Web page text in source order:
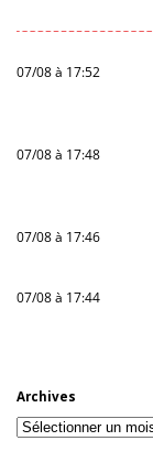
07/08 à 17:52
07/08 à 17:48
07/08 à 17:46
07/08 à 17:44
Archives
Archives